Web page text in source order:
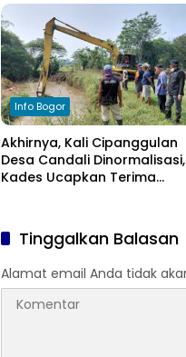
Seluruh Elemen Masyarakat
Info Bogor
Akhirnya, Kali Cipanggulan
Desa Candali Dinormalisasi,
Kades Ucapkan Terima
Tinggalkan Balasan
Alamat email Anda tidak